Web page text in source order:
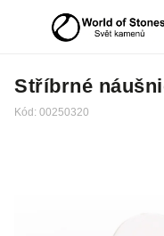
Stříbrné
Kód: 00250320